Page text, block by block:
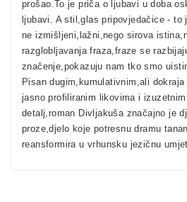
prošao.To je priča o ljubavi u doba
ljubavi. A stil,glas pripovjedačice -
ne izmišljeni,lažni,nego sirova
razglobljavanja fraza,fraze se
značenje,pokazuju nam tko smo
Pisan dugim,kumulativnim,ali
jasno profiliranim likovima i
detalj,roman Divljakuša značajno je
proze,djelo koje potresnu dramu
reansformira u vrhunsku jezičnu